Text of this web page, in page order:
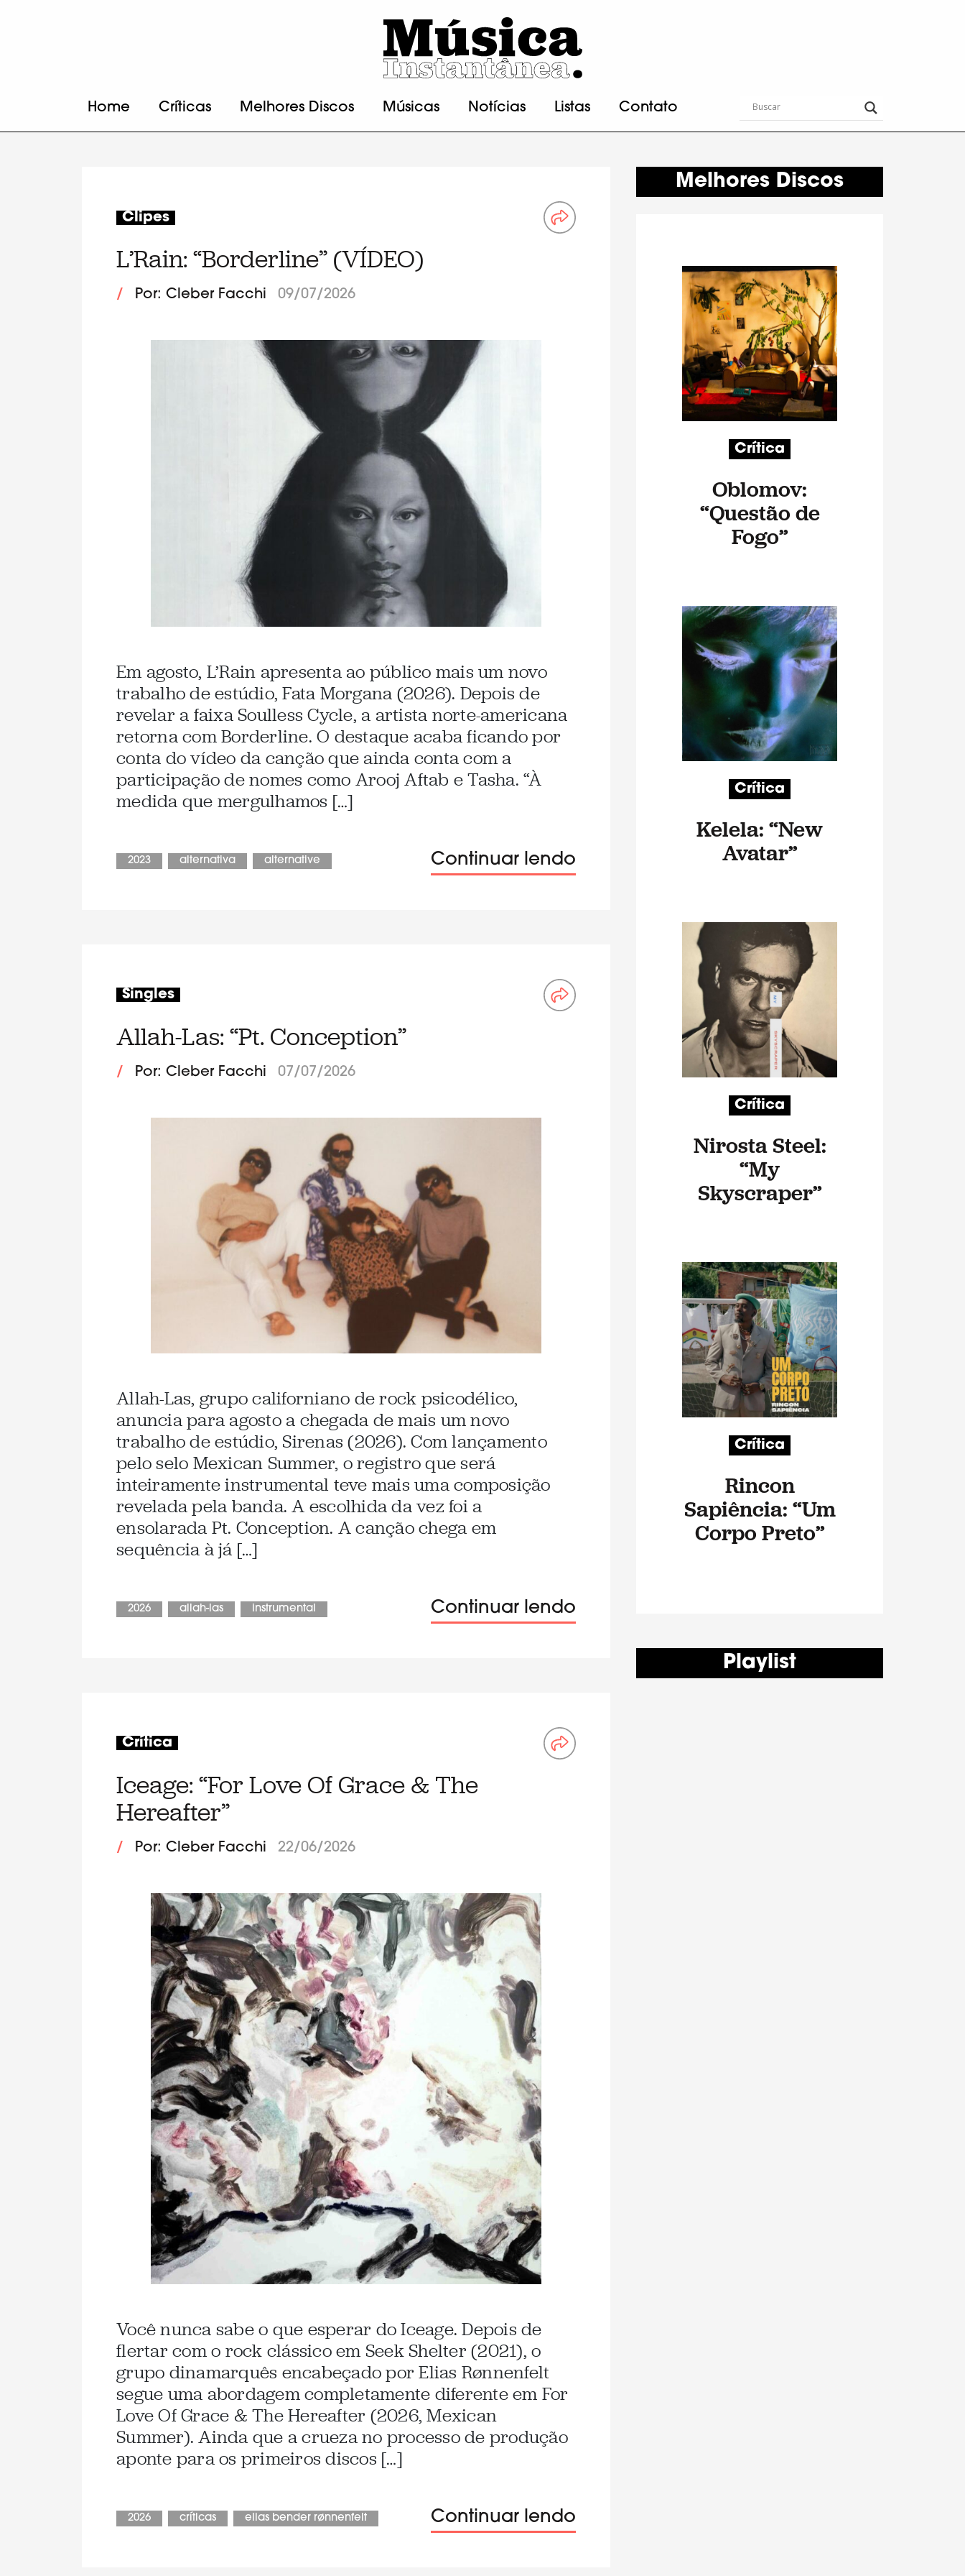
Home Críticas Melhores Discos Músicas Notícias Listas Contato
Clipes
L’Rain: “Borderline” (VÍDEO)
/ Por: Cleber Facchi 09/07/2026
Em agosto, L’Rain apresenta ao público mais um novo
trabalho de estúdio, Fata Morgana (2026). Depois de
revelar a faixa Soulless Cycle, a artista norte-americana
retorna com Borderline. O destaque acaba ficando por
conta do vídeo da canção que ainda conta com a
participação de nomes como Arooj Aftab e Tasha. “À
medida que mergulhamos […]
2023 alternativa alternative Continuar lendo
Singles
Allah-Las: “Pt. Conception”
/ Por: Cleber Facchi 07/07/2026
Allah-Las, grupo californiano de rock psicodélico,
anuncia para agosto a chegada de mais um novo
trabalho de estúdio, Sirenas (2026). Com lançamento
pelo selo Mexican Summer, o registro que será
inteiramente instrumental teve mais uma composição
revelada pela banda. A escolhida da vez foi a
ensolarada Pt. Conception. A canção chega em
sequência à já […]
2026 allah-las instrumental Continuar lendo
Crítica
Iceage: “For Love Of Grace & The
Hereafter”
/ Por: Cleber Facchi 22/06/2026
Você nunca sabe o que esperar do Iceage. Depois de
flertar com o rock clássico em Seek Shelter (2021), o
grupo dinamarquês encabeçado por Elias Rønnenfelt
segue uma abordagem completamente diferente em For
Love Of Grace & The Hereafter (2026, Mexican
Summer). Ainda que a crueza no processo de produção
aponte para os primeiros discos […]
2026 críticas elias bender rønnenfelt Continuar lendo
Melhores Discos
Crítica
Oblomov:
“Questão de
Fogo”
Crítica
Kelela: “New
Avatar”
Crítica
Nirosta Steel:
“My
Skyscraper”
Crítica
Rincon
Sapiência: “Um
Corpo Preto”
Playlist